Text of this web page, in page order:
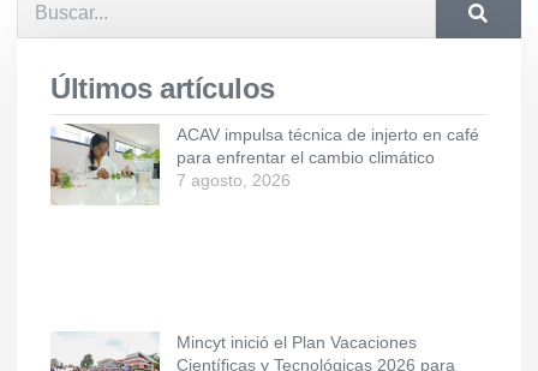
Últimos artículos
ACAV impulsa técnica de injerto en café
para enfrentar el cambio climático
7 agosto, 2026
Mincyt inició el Plan Vacaciones
Científicas y Tecnológicas 2026 para